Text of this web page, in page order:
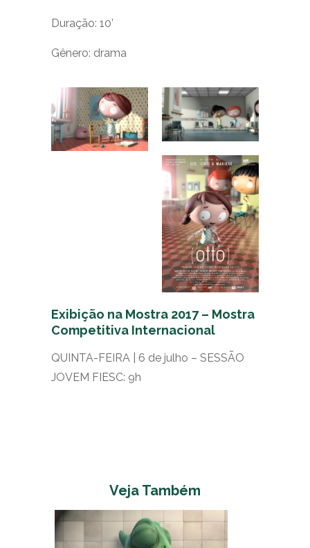
Duração: 10’
Gênero: drama
Exibição na Mostra 2017 – Mostra
Competitiva Internacional
QUINTA-FEIRA | 6 de julho – SESSÃO
JOVEM FIESC: 9h
Veja Também